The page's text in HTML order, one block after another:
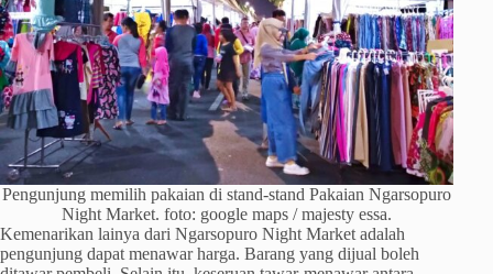
Pengunjung memilih pakaian di stand-stand Pakaian Ngarsopuro
Night Market. foto: google maps / majesty essa.
Kemenarikan lainya dari Ngarsopuro Night Market adalah
pengunjung dapat menawar harga. Barang yang dijual boleh